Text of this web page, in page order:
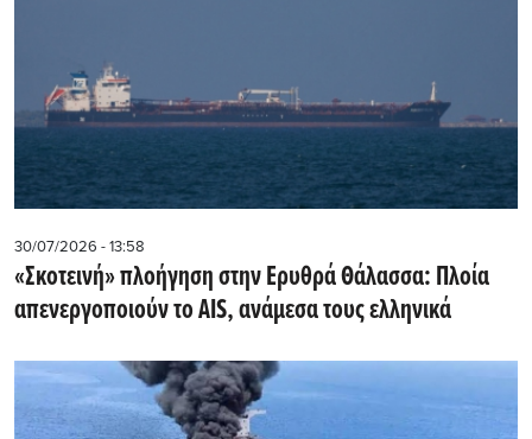
30/07/2026 - 13:58
«Σκοτεινή» πλοήγηση στην Ερυθρά Θάλασσα: Πλοία
απενεργοποιούν το AIS, ανάμεσα τους ελληνικά